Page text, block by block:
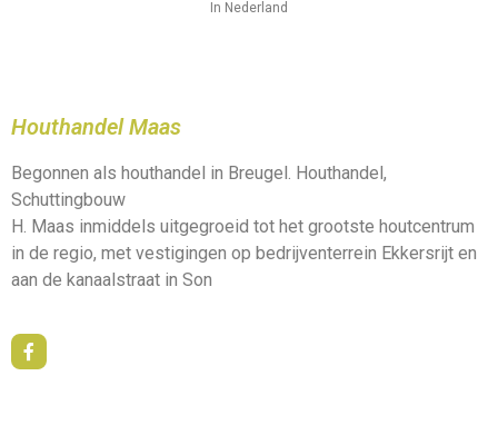
In Nederland
Houthandel Maas
Begonnen als houthandel in Breugel. Houthandel,
Schuttingbouw
H. Maas inmiddels uitgegroeid tot het grootste houtcentrum
in de regio, met vestigingen op bedrijventerrein Ekkersrijt en
aan de kanaalstraat in Son